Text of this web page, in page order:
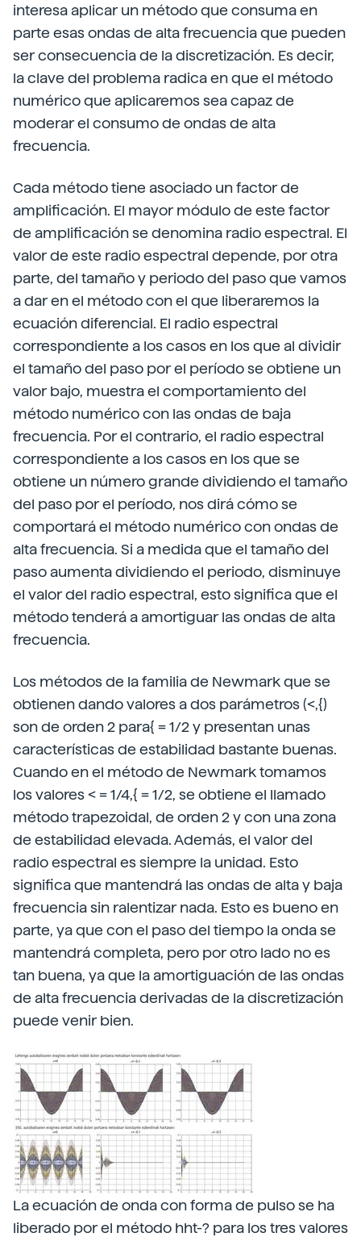
interesa aplicar un método que consuma en
parte esas ondas de alta frecuencia que pueden
ser consecuencia de la discretización. Es decir,
la clave del problema radica en que el método
numérico que aplicaremos sea capaz de
moderar el consumo de ondas de alta
frecuencia.
Cada método tiene asociado un factor de
amplificación. El mayor módulo de este factor
de amplificación se denomina radio espectral. El
valor de este radio espectral depende, por otra
parte, del tamaño y periodo del paso que vamos
a dar en el método con el que liberaremos la
ecuación diferencial. El radio espectral
correspondiente a los casos en los que al dividir
el tamaño del paso por el período se obtiene un
valor bajo, muestra el comportamiento del
método numérico con las ondas de baja
frecuencia. Por el contrario, el radio espectral
correspondiente a los casos en los que se
obtiene un número grande dividiendo el tamaño
del paso por el período, nos dirá cómo se
comportará el método numérico con ondas de
alta frecuencia. Si a medida que el tamaño del
paso aumenta dividiendo el periodo, disminuye
el valor del radio espectral, esto significa que el
método tenderá a amortiguar las ondas de alta
frecuencia.
Los métodos de la familia de Newmark que se
obtienen dando valores a dos parámetros (<,{)
son de orden 2 para{ = 1/2 y presentan unas
características de estabilidad bastante buenas.
Cuando en el método de Newmark tomamos
los valores < = 1/4,{ = 1/2, se obtiene el llamado
método trapezoidal, de orden 2 y con una zona
de estabilidad elevada. Además, el valor del
radio espectral es siempre la unidad. Esto
significa que mantendrá las ondas de alta y baja
frecuencia sin ralentizar nada. Esto es bueno en
parte, ya que con el paso del tiempo la onda se
mantendrá completa, pero por otro lado no es
tan buena, ya que la amortiguación de las ondas
de alta frecuencia derivadas de la discretización
puede venir bien.
La ecuación de onda con forma de pulso se ha
liberado por el método hht-? para los tres valores